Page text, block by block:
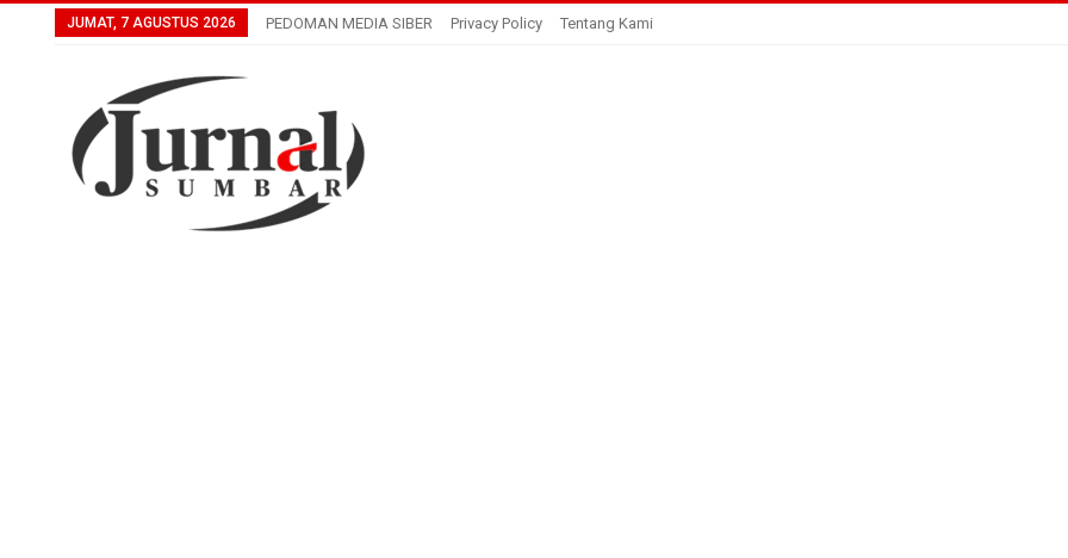
JUMAT, 7 AGUSTUS 2026 PEDOMAN MEDIA SIBER Privacy Policy Tentang Kami